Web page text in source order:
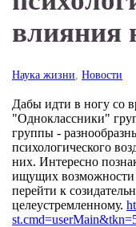
влияния
Наука жизни Новости
Дабы идти в ногу со
"Одноклассники"
группы -
психологического
них. Интересно
ищущих возможности
перейти к
целеустремленному.